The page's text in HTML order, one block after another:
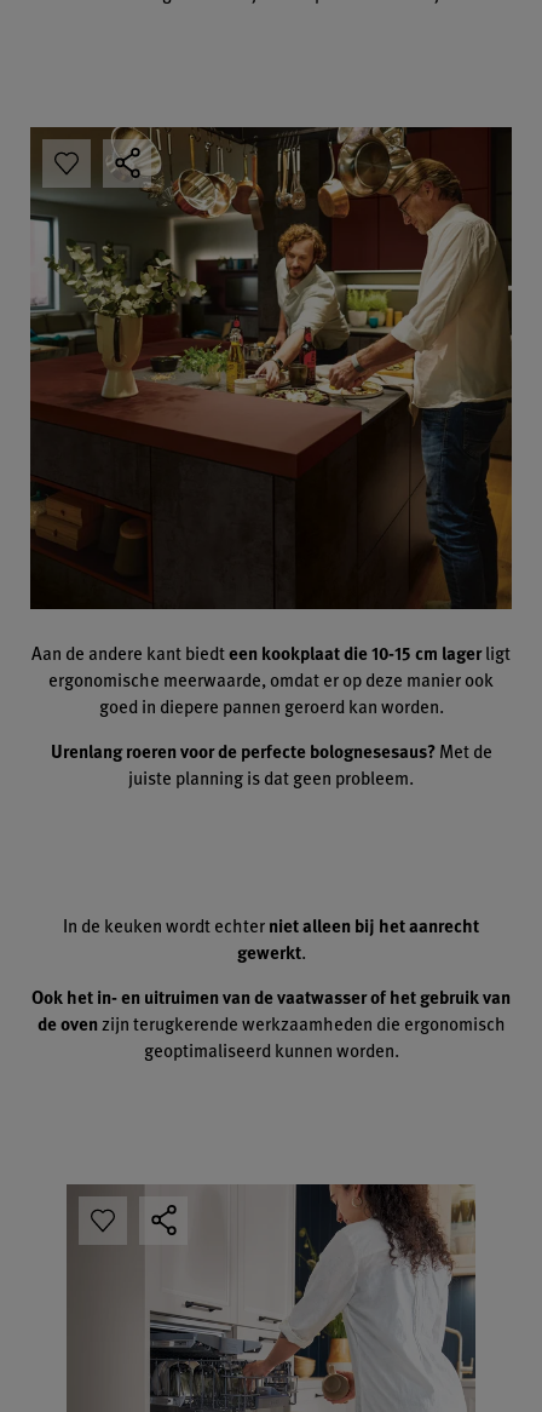
Aan de andere kant biedteen kookplaat die 10-15 cm lagerligt
ergonomische meerwaarde, omdat er op deze manier ook
goed in diepere pannen geroerd kan worden.
Urenlang roeren voor de perfecte bolognesesaus?Met de
juiste planning is dat geen probleem.
In de keuken wordt echterniet alleen bij het aanrecht
gewerkt.
Ook het in- en uitruimen van de vaatwasser of het gebruik van
de oven zijn terugkerende werkzaamheden die ergonomisch
geoptimaliseerd kunnen worden.